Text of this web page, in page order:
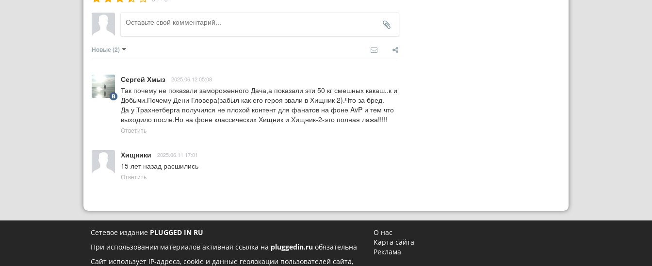
Новые (2)
Сергей Хмыз 2025.06.12 05:08
Так почему не показали замороженного Дача,а показали эти 50 кг смешных какаш..к и
Добычи.Почему Дени Гловера(забыл как его героя звали в Хищник 2).Что за бред.
Да у Трахнетберга получился не плохой контент для фанатов на фоне AvP и тем что
выходило после.Но на фоне классических Хищник и Хищник-2-это полная лажа!!!!!
Ответить
Хищники 2025.06.11 17:01
15 лет назад расшились
Ответить
Сетевое издание PLUGGED IN RU
При использовании материалов активная ссылка на pluggedin.ru обязательна
Сайт использует IP-адреса, cookie и данные геолокации пользователей сайта,
О нас
Карта сайта
Реклама